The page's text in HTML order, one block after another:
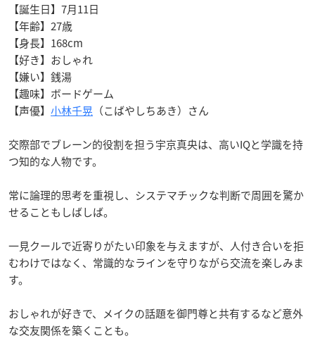
【誕生日】7月11日
【年齢】27歳
【身長】168cm
【好き】おしゃれ
【嫌い】銭湯
【趣味】ボードゲーム
【声優】 小林千晃 （こばやしちあき）さん
交際部でブレーン的役割を担う宇京真央は、高いIQと学識を持
つ知的な人物です。
常に論理的思考を重視し、システマチックな判断で周囲を驚か
せることもしばしば。
一見クールで近寄りがたい印象を与えますが、人付き合いを拒
むわけではなく、常識的なラインを守りながら交流を楽しみま
す。
おしゃれが好きで、メイクの話題を御門尊と共有するなど意外
な交友関係を築くことも。